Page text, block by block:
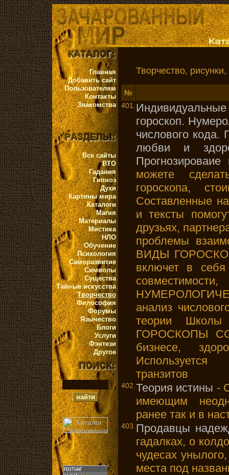
Главная
Добавить сайт
Пользователям
Контакты
Знакомства
Все сайты
ВТО
Гадания
Гипноз
Духи
Картины мира
Каталоги
Магия
Материалы
Мистика
НЛО
Обучение
Психология
Саморазвитие
Символы
Существа
Тайные искусства
Творчество
Философия
Форумы
Язычество
Блоги
Услуги
Фэнтези
Другое
Творчество,
№
401. Индивидуальные
гороскоп.
числового кода.
любви и
можете
гороскопа,
Составленные
и тексты
друзьях,
проблемы
ВИДЫ
включет в себя
анализ
теории Школы
ГОРОСКОПЫ
бизнесе,
Используется
транзитов
402. Теория истины -
имеющим
ранее так и в
403. Продавцы
гадалках, о
чудесах
места под